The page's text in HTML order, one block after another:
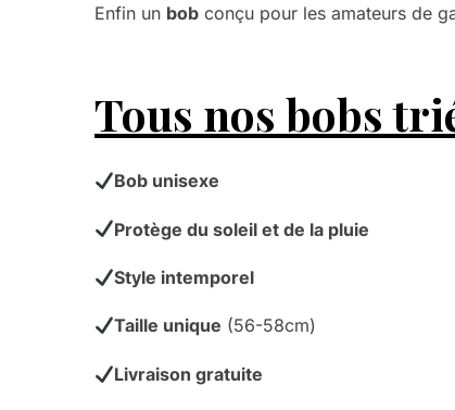
Enfin un bob conçu pour les amateurs de
Tous nos bobs
Bob unisexe
Protège du soleil et de la pluie
Style intemporel
Taille unique (56-58cm)
Livraison gratuite